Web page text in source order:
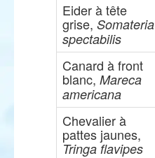
Eider à tête
grise, Somateria
spectabilis
Canard à front
blanc, Mareca
americana
Chevalier à
pattes jaunes,
Tringa flavipes